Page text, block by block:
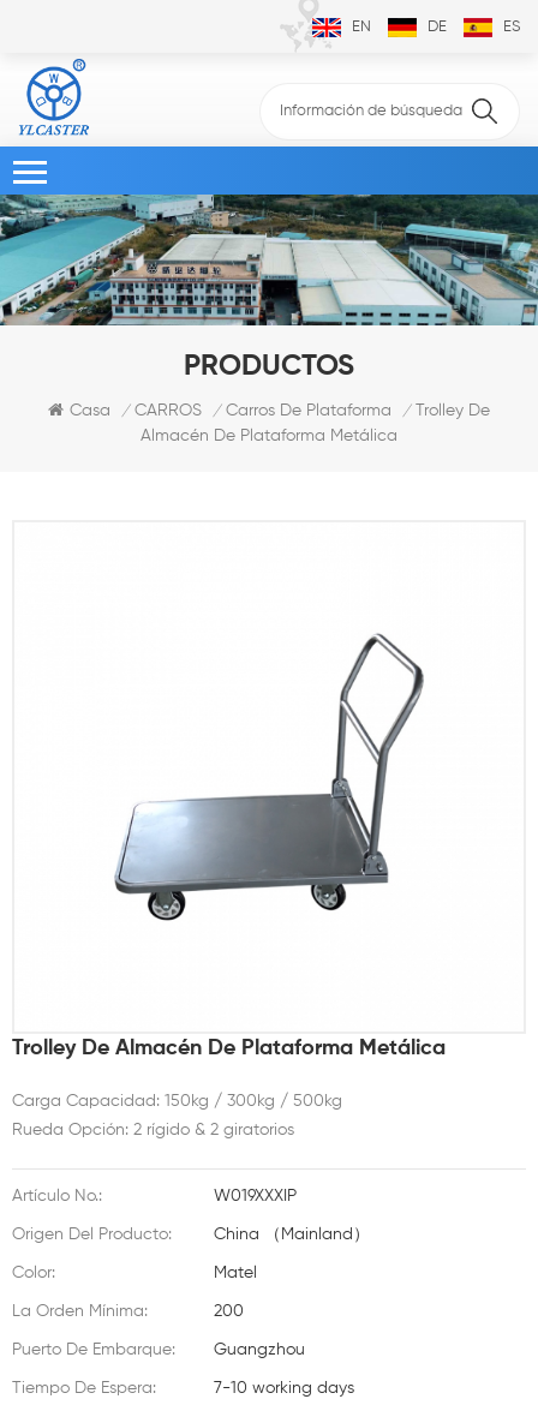
EN DE ES
PRODUCTOS
Casa / CARROS / Carros De Plataforma / Trolley De
Almacén De Plataforma Metálica
Trolley De Almacén De Plataforma Metálica
Carga Capacidad: 150kg / 300kg / 500kg
Rueda Opción: 2 rígido & 2 giratorios
Artículo No.: W019XXXIP
Origen Del Producto: China （Mainland）
Color: Matel
La Orden Mínima: 200
Puerto De Embarque: Guangzhou
Tiempo De Espera: 7-10 working days